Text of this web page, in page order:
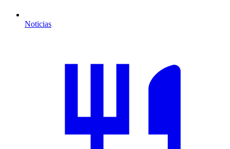
Noticias